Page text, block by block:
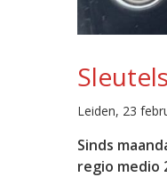
Leiden, 23
Sinds
regio medio